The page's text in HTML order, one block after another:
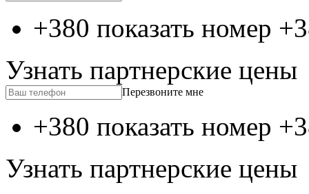
+380 показать номер
Узнать партнерские цены
Перезвоните мне
+380 показать номер
Узнать партнерские цены